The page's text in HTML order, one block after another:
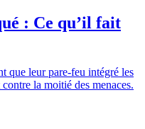
: Ce qu’il fait
que leur pare-feu intégré les
la moitié des menaces.